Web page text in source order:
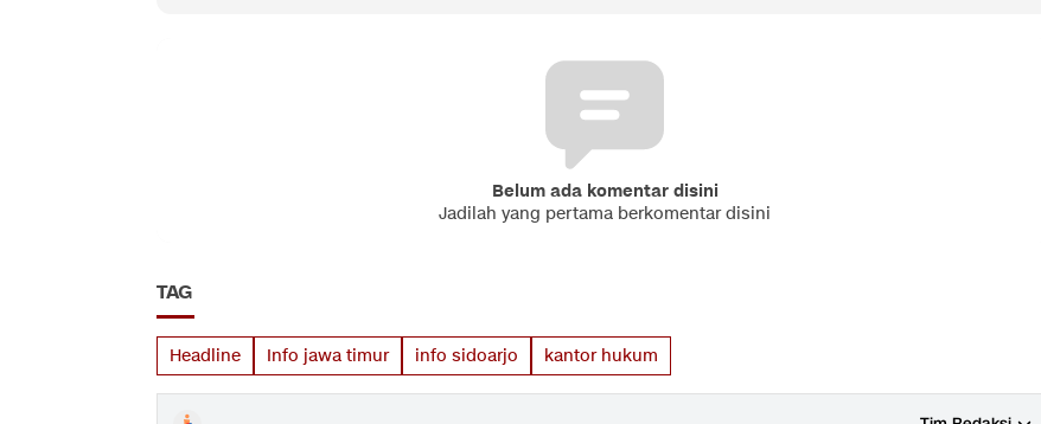
Belum ada komentar disini
Jadilah yang pertama berkomentar disini
TAG
Headline Info jawa timur info sidoarjo kantor hukum